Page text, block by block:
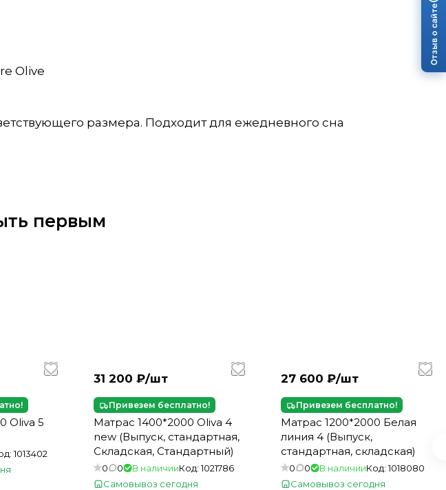
Olive
размера. Подходит для ежедневного сна
первым
Oliva 5
1013402
31 200 ₽/шт
Привезем бесплатно!
Матрас 1400*2000 Oliva 4
new (Выпуск, стандартная,
Складская, Стандартный)
0 0 В наличииКод:1021786
Самовывоз сегодня
27 600 ₽/шт
Привезем бесплатно!
Матрас 1200*2000 Белая
линия 4 (Выпуск,
стандартная, складская)
0 0 В наличииКод:1018080
Самовывоз сегодня
Отзыв о сайте